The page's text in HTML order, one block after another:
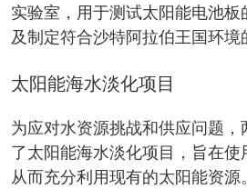
实验室，用于测试太阳能电池
及制定符合沙特阿拉伯王国环境
太阳能海水淡化项目
为应对水资源挑战和供应问题
了太阳能海水淡化项目，旨在使
从而充分利用现有的太阳能资源